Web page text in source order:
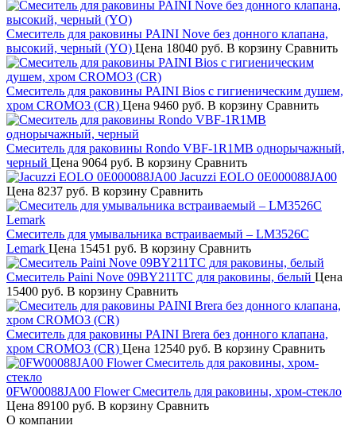
Смеситель для раковины PAINI Nove без донного клапана,
высокий, черный (YO) Цена 18040 руб. В корзину Сравнить
Смеситель для раковины PAINI Bios с гигиеническим душем,
хром CROMO3 (CR) Цена 9460 руб. В корзину Сравнить
Смеситель для раковины Rondo VBF-1R1MB однорычажный,
черный Цена 9064 руб. В корзину Сравнить
Jacuzzi EOLO 0E000088JA00
Цена 8237 руб. В корзину Сравнить
Смеситель для умывальника встраиваемый – LM3526C
Lemark Цена 15451 руб. В корзину Сравнить
Смеситель Paini Nove 09BY211TC для раковины, белый Цена
15400 руб. В корзину Сравнить
Смеситель для раковины PAINI Brera без донного клапана,
хром CROMO3 (CR) Цена 12540 руб. В корзину Сравнить
0FW00088JA00 Flower Смеситель для раковины, хром-стекло
Цена 89100 руб. В корзину Сравнить
О компании